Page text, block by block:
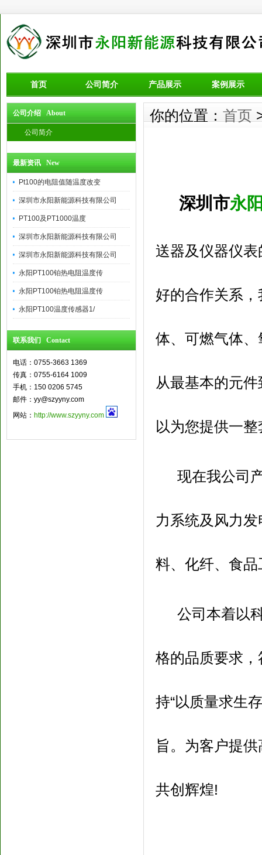
首页 公司简介 产品展示 案例展示
公司介绍 About
公司简介
最新资讯 New
Pt100的电阻值随温度改变
深圳市永阳新能源科技有限公司
PT100及PT1000温度
深圳市永阳新能源科技有限公司
深圳市永阳新能源科技有限公司
永阳PT100铂热电阻温度传
永阳PT100铂热电阻温度传
永阳PT100温度传感器1/
联系我们 Contact
电话：0755-3663 1369
传真：0755-6164 1009
手机：150 0206 5745
邮件：yy@szyyny.com
网站： http://www.szyyny.com
你的位置： 首页
深圳市永
送器及仪器仪
好的合作关系
体、可燃气体
从最基本的元
以为您提供一
现在我公司
力系统及风力
料、化纤、食
公司本着以
格的品质要求
持“以质量求生
旨。为客户提
共创辉煌!